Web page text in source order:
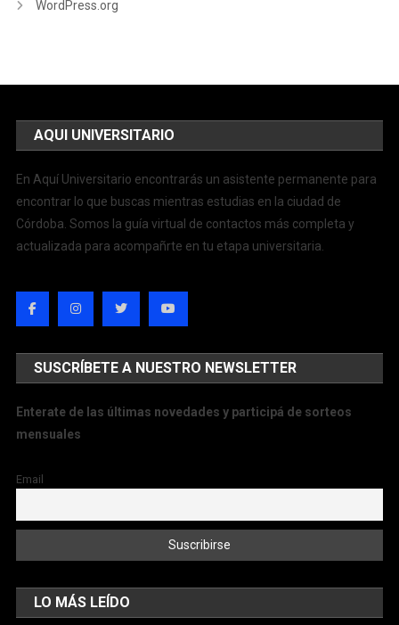
WordPress.org
AQUI UNIVERSITARIO
En Aquí Universitario encontrarás un asistente permanente para
encontrar lo que buscas mientras estudias en la ciudad de
Córdoba. Somos la guía virtual de contactos más completa y
actualizada para acompañrte en tu etapa universitaria.
SUSCRÍBETE A NUESTRO NEWSLETTER
Enterate de las últimas novedades y participá de sorteos
mensuales
Email
LO MÁS LEÍDO